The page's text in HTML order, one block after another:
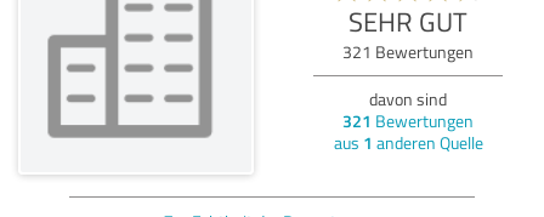
SEHR GUT
321 Bewertungen
davon sind
321 Bewertungen
aus 1 anderen Quelle